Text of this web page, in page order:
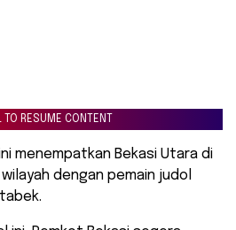
TO RESUME CONTENT
menempatkan Bekasi Utara di
dengan pemain judol